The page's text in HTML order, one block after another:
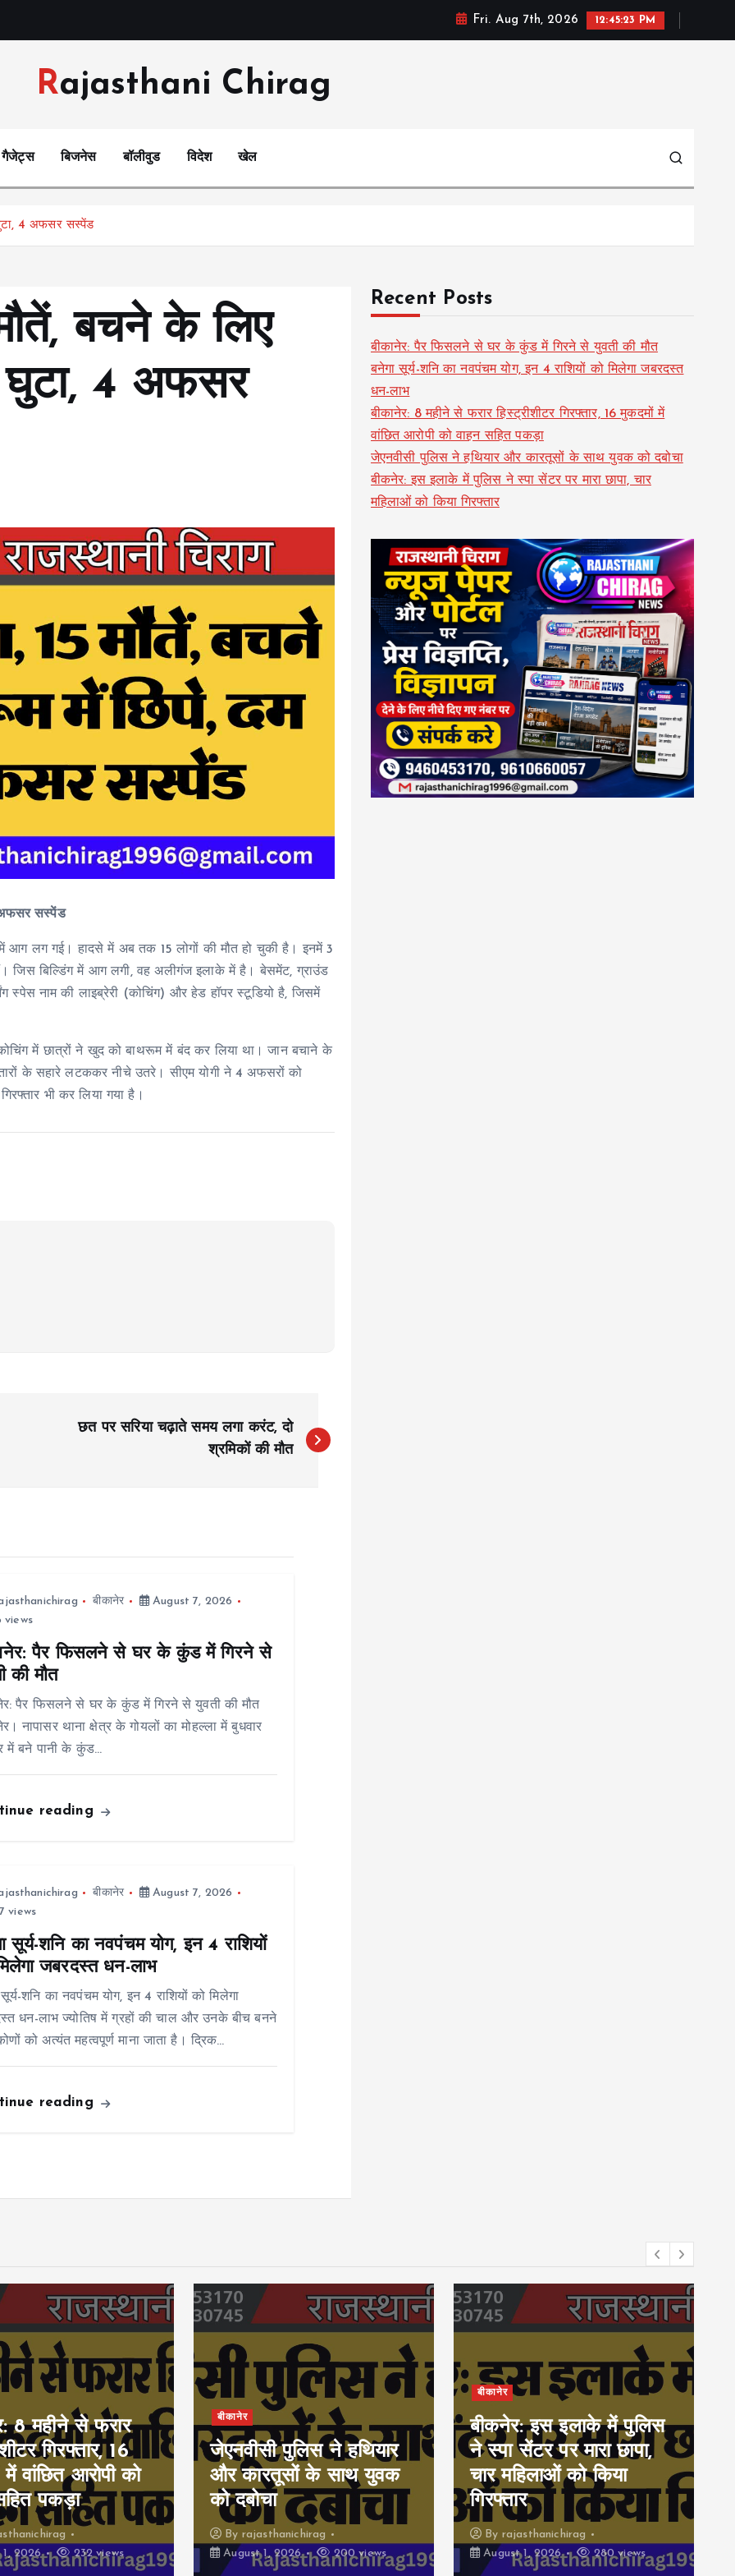
Fri. Aug 7th, 2026 12:45:24 PM
Rajasthani Chirag
गैजेट्स बिजनेस बॉलीवुड विदेश खेल
4 अफसर सस्पेंड
बचने के लिए
घुटा, 4 अफसर
अफसर सस्पेंड
आग लग गई। हादसे में अब तक 15 लोगों की मौत हो चुकी है। इनमें 3
बिल्डिंग में आग लगी, वह अलीगंज इलाके में है। बेसमेंट, ग्राउंड
नाम की लाइब्रेरी (कोचिंग) और हेड हॉपर स्टूडियो है, जिसमें
में छात्रों ने खुद को बाथरूम में बंद कर लिया था। जान बचाने के
के सहारे लटककर नीचे उतरे। सीएम योगी ने 4 अफसरों को
भी कर लिया गया है।
छत पर सरिया चढ़ाते समय लगा करंट, दो
श्रमिकों की मौत
बीकानेर
August 7, 2026
views
पैर फिसलने से घर के कुंड में गिरने से
की मौत
पैर फिसलने से घर के कुंड में गिरने से युवती की मौत
नापासर थाना क्षेत्र के गोयलों का मोहल्ला में बुधवार
में बने पानी के कुंड…
reading
बीकानेर
August 7, 2026
views
सूर्य-शनि का नवपंचम योग, इन 4 राशियों
जबरदस्त धन-लाभ
शनि का नवपंचम योग, इन 4 राशियों को मिलेगा
धन-लाभ ज्योतिष में ग्रहों की चाल और उनके बीच बनने
को अत्यंत महत्वपूर्ण माना जाता है। द्रिक…
reading
Recent Posts
बीकानेर: पैर फिसलने से घर के कुंड में गिरने से युवती की मौत
बनेगा सूर्य-शनि का नवपंचम योग, इन 4 राशियों को मिलेगा जबरदस्त
धन-लाभ
बीकानेर: 8 महीने से फरार हिस्ट्रीशीटर गिरफ्तार, 16 मुकदमों में
वांछित आरोपी को वाहन सहित पकड़ा
जेएनवीसी पुलिस ने हथियार और कारतूसों के साथ युवक को दबोचा
बीकनेर: इस इलाके में पुलिस ने स्पा सेंटर पर मारा छापा, चार
महिलाओं को किया गिरफ्तार
8 महीने से फरार
गिरफ्तार, 16
वांछित आरोपी को
पकड़ा
2026
232 views
बीकानेर
जेएनवीसी पुलिस ने हथियार
और कारतूसों के साथ युवक
को दबोचा
By rajasthanichirag
August 1, 2026
200 views
बीकानेर
बीकनेर: इस इलाके में पुलिस
ने स्पा सेंटर पर मारा छापा,
चार महिलाओं को किया
गिरफ्तार
By rajasthanichirag
August 1, 2026
280 views